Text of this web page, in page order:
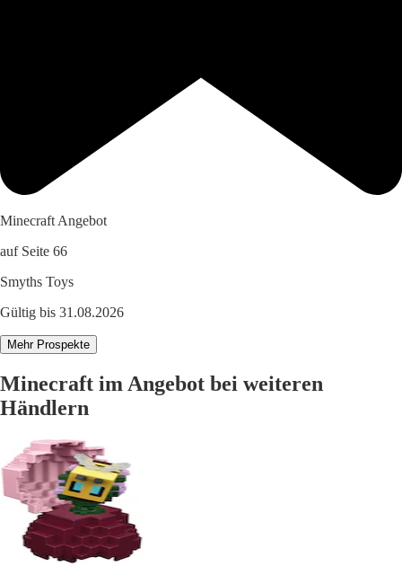
Minecraft Angebot
auf Seite 66
Smyths Toys
Gültig bis 31.08.2026
Mehr Prospekte
Minecraft im Angebot bei weiteren
Händlern